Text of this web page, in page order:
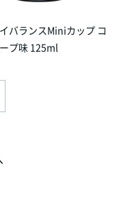
バランスMiniカップ コ
プ味 125ml